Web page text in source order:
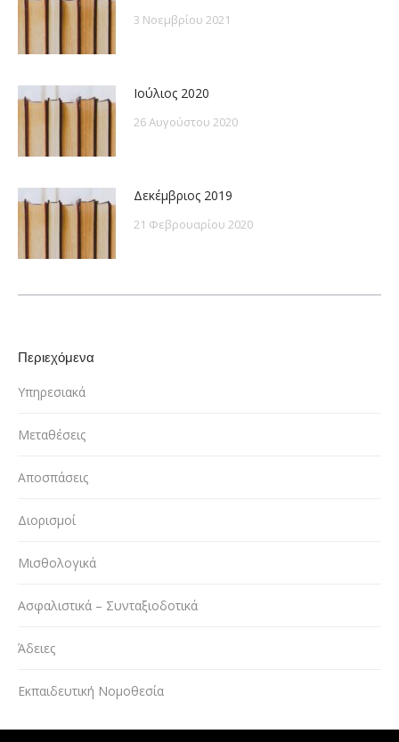
3 Νοεμβρίου 2021
Ιούλιος 2020
26 Αυγούστου 2020
Δεκέμβριος 2019
21 Φεβρουαρίου 2020
Περιεχόμενα
Υπηρεσιακά
Μεταθέσεις
Αποσπάσεις
Διορισμοί
Μισθολογικά
Ασφαλιστικά – Συνταξιοδοτικά
Άδειες
Εκπαιδευτική Νομοθεσία